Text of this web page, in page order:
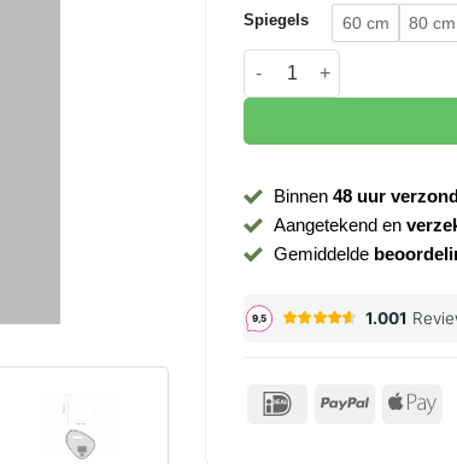
Spiegels 60 cm
80 cm
Spiegel BD Ballon met
Binnen48 uur
Aangetekend en
Gemiddelde
IDeal PayPal